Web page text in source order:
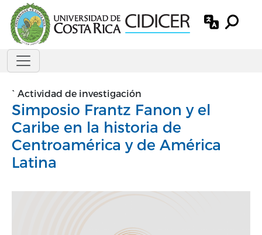
Pasar al contenido principal
` Actividad de investigación
Simposio Frantz Fanon y el
Caribe en la historia de
Centroamérica y de América
Latina